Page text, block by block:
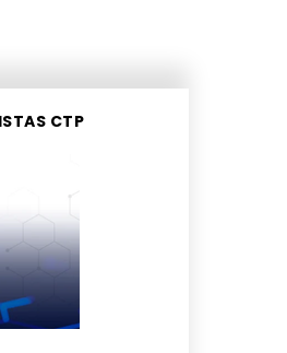
CTP